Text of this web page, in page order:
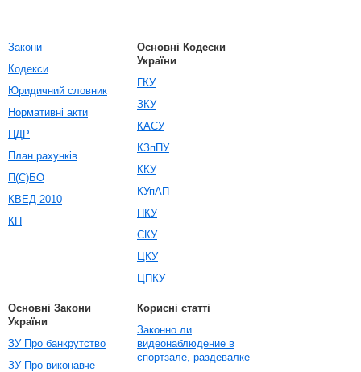
Закони
Кодекси
Юридичний словник
Нормативні акти
ПДР
План рахунків
П(С)БО
КВЕД-2010
КП
Основні Кодески
України
ГКУ
ЗКУ
КАСУ
КЗпПУ
ККУ
КУпАП
ПКУ
СКУ
ЦКУ
ЦПКУ
Основні Закони
України
ЗУ Про банкрутство
ЗУ Про виконавче
Корисні статті
Законно ли
видеонаблюдение в
спортзале, раздевалке